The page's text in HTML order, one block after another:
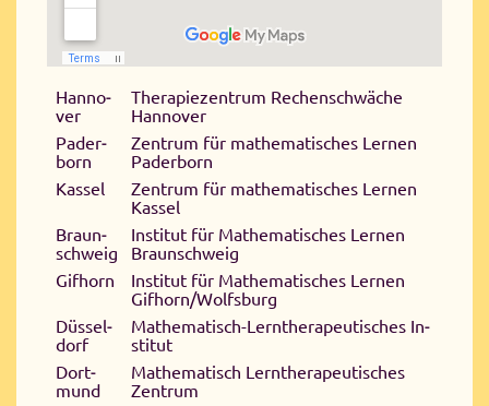
Han­no­
ver
The­ra­pie­zen­trum Re­chen­schwä­che
Han­no­ver
Pa­der­
born
Zen­trum für ma­the­ma­ti­sches Ler­nen
Pa­der­born
Kas­sel
Zen­trum für ma­the­ma­ti­sches Ler­nen
Kas­sel
Braun­
schweig
In­sti­tut für Ma­the­ma­ti­sches Ler­nen
Braun­schweig
Gif­horn
In­sti­tut für Ma­the­ma­ti­sches Ler­nen
Gif­horn/​Wolfs­burg
Düs­sel­
dorf
Ma­the­ma­tisch-Lern­the­ra­peu­ti­sches In­
sti­tut
Dort­
mund
Ma­the­ma­tisch Lern­the­ra­peu­ti­sches
Zen­trum